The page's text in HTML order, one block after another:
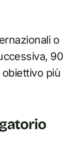
o
90
più